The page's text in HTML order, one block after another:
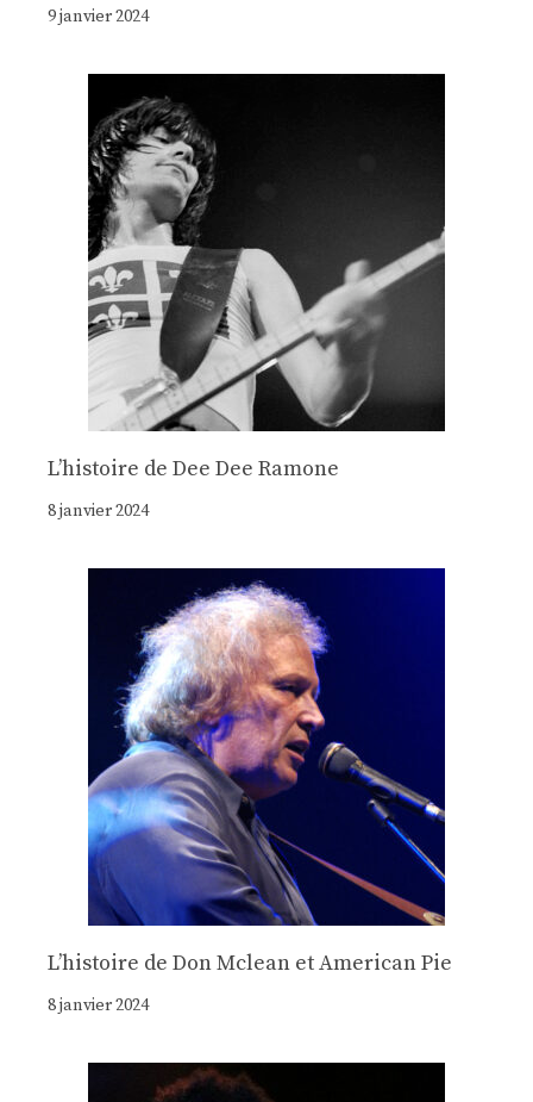
9 janvier 2024
Lʼhistoire de Dee Dee Ramone
8 janvier 2024
Lʼhistoire de Don Mclean et American Pie
8 janvier 2024